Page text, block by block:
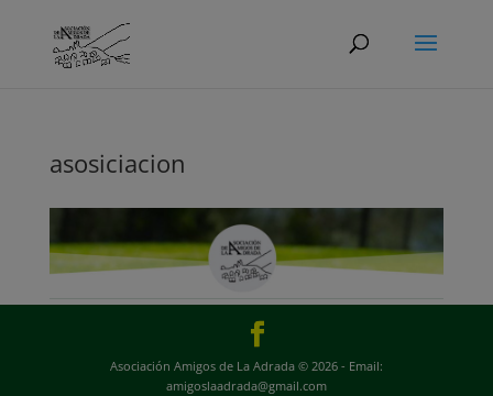
asosiciacion
Asociación Amigos de La Adrada © 2026 - Email:
amigoslaadrada@gmail.com